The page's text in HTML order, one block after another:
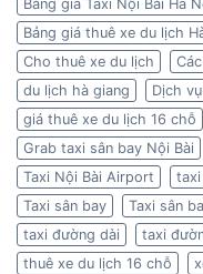
Bảng giá Taxi Nội Bài Hà
Bảng giá thuê xe du lịch
Cho thuê xe du lịch
du lịch hà giang
Dịch
giá thuê xe du lịch 16 chỗ
Grab taxi sân bay Nội Bài
Taxi Nội Bài Airport
taxi
Taxi sân bay
Taxi sân
taxi đường dài
taxi
thuê xe du lịch 16 chỗ